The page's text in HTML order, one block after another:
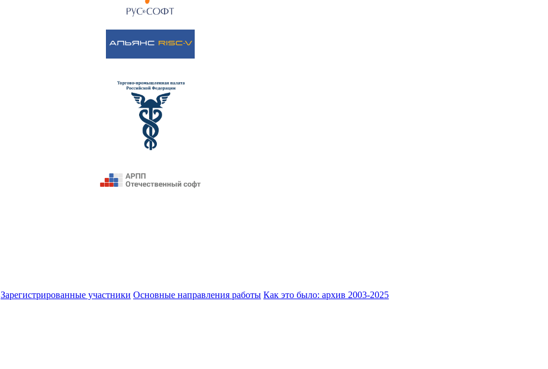
Зарегистрированные участники Основные направления работы Как это было: архив 2003-2025